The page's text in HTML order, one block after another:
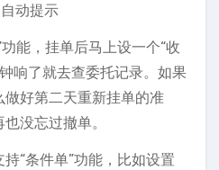
动提示
能，挂单后马上设一个“收
响了就去查委托记录。如果
好第二天重新挂单的准
没忘过撤单。
“条件单”功能，比如设置